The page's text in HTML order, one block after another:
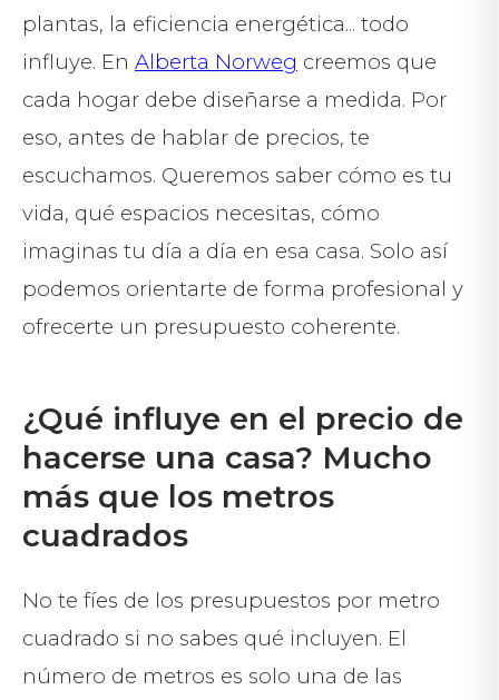
plantas, la eficiencia energética... todo
influye. En Alberta Norweg creemos que
cada hogar debe diseñarse a medida. Por
eso, antes de hablar de precios, te
escuchamos. Queremos saber cómo es tu
vida, qué espacios necesitas, cómo
imaginas tu día a día en esa casa. Solo así
podemos orientarte de forma profesional y
ofrecerte un presupuesto coherente.
¿Qué influye en el precio de
hacerse una casa? Mucho
más que los metros
cuadrados
No te fíes de los presupuestos por metro
cuadrado si no sabes qué incluyen. El
número de metros es solo una de las